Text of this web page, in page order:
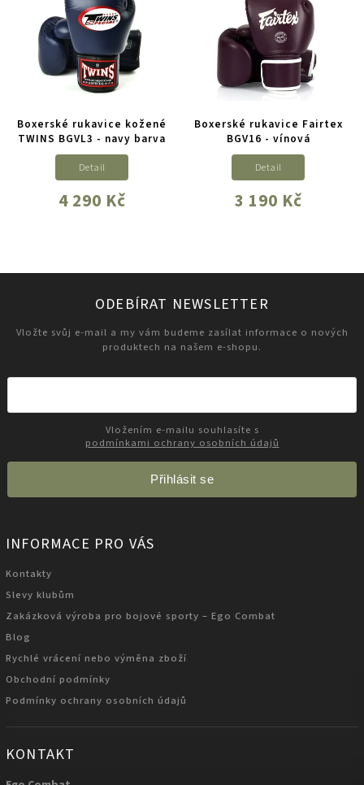
Boxerské rukavice kožené
TWINS BGVL3 - navy barva
4 290 Kč
Detail
Boxerské rukavice Fairtex
BGV16 - vínová
3 190 Kč
Detail
ODEBÍRAT NEWSLETTER
Vložte svůj e-mail a my vám budeme zasílat informace o nových
produktech na našem e-shopu.
podmínkami ochrany osobních údajů
Přihlásit se
INFORMACE PRO VÁS
Kontakty
Slevy klubům
Zakázková výroba pro bojové sporty – Ego Combat
Blog
Rychlé vrácení nebo výměna zboží
Obchodní podmínky
Podmínky ochrany osobních údajů
KONTAKT